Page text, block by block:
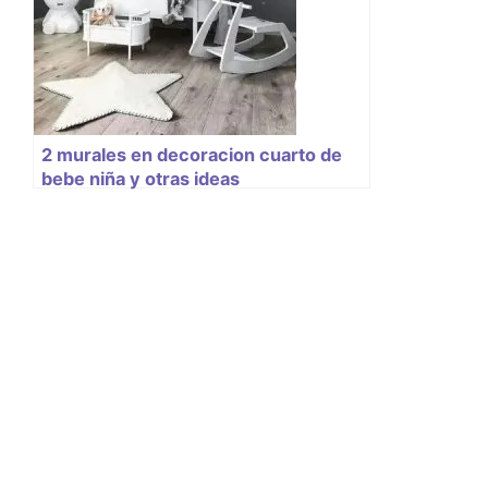
2 murales en decoracion cuarto de
bebe niña y otras ideas